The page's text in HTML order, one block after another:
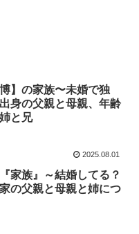
博】の家族〜未婚で独
身の父親と母親、年齢
と兄
2025.08.01
家族』～結婚してる？
の父親と母親と姉につ